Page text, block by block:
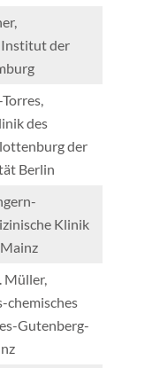
Institut der
des
der
Berlin
Klinik
Müller,
chemisches
Gutenberg-